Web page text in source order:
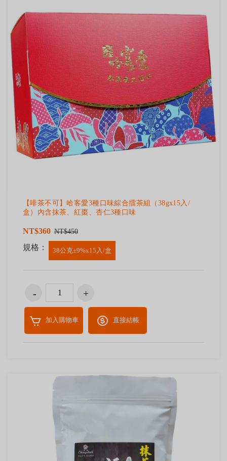
【啡茶不可】哈客愛3種口味綜合擂茶組（38gx15入/
盒）內含抹茶、紅棗、杏仁3種口味
NT$360 NT$450
規格： 38公克±9%x15入/盒
加入購物車 直接結帳